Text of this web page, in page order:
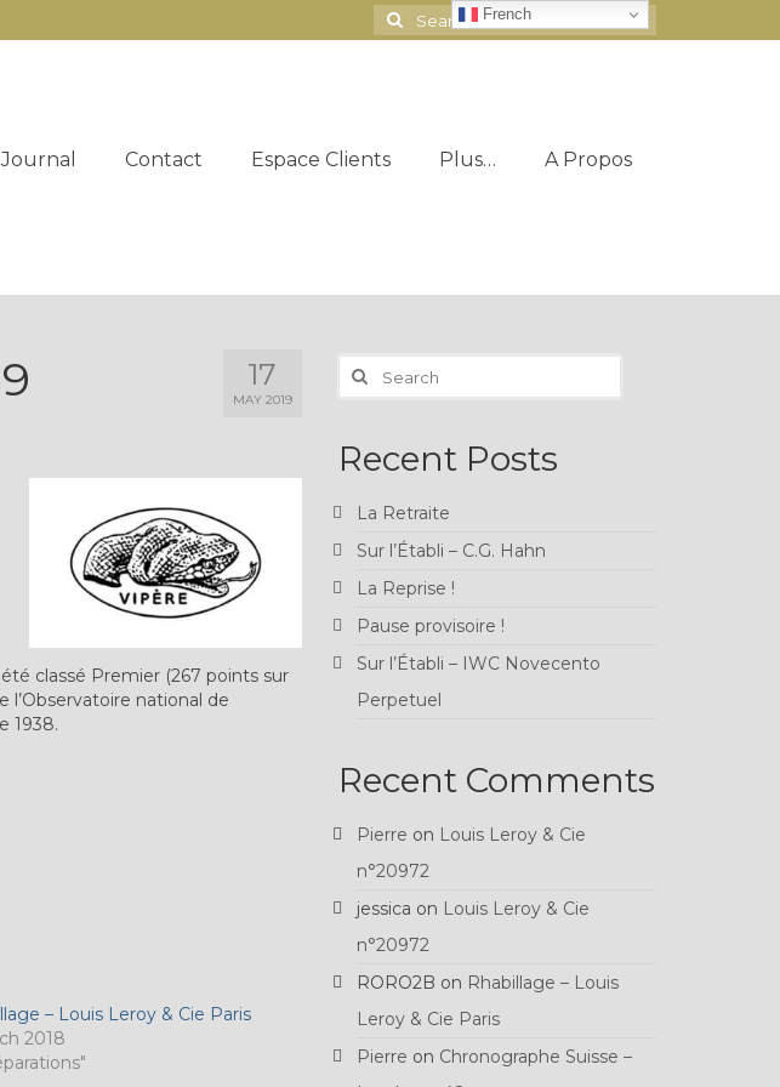
Search
for:
Contact Espace Clients Plus… A Propos
17
MAY 2019
classé Premier (267 points sur
national de
1938.
– Louis Leroy & Cie Paris
2018
Search
for:
Recent Posts
La Retraite
Sur l’Établi – C.G. Hahn
La Reprise !
Pause provisoire !
Sur l’Établi – IWC Novecento
Perpetuel
Recent Comments
Pierre on Louis Leroy & Cie
n°20972
jessica on Louis Leroy & Cie
n°20972
RORO2B on Rhabillage – Louis
Leroy & Cie Paris
Pierre on Chronographe Suisse –
French